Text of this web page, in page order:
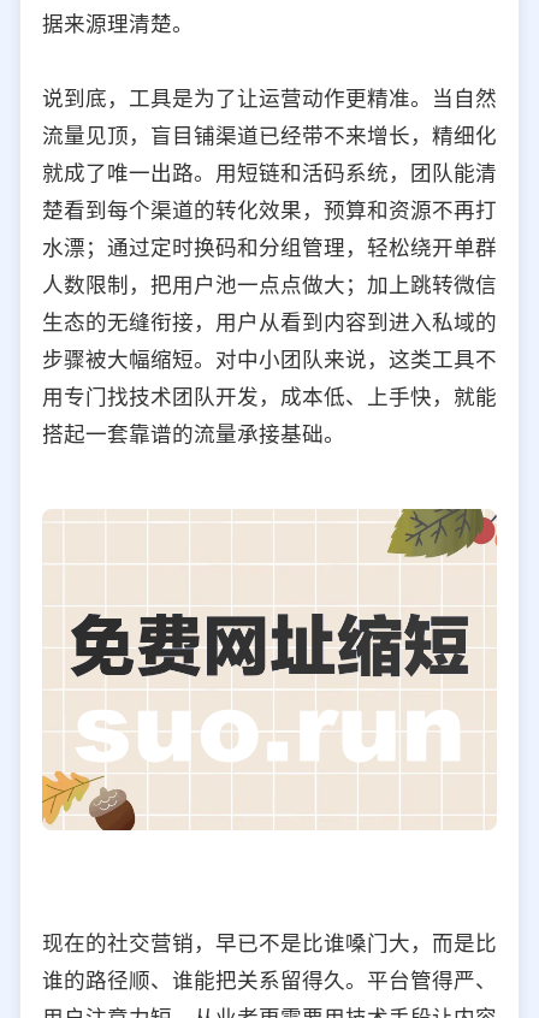
据来源理清楚。
说到底，工具是为了让运营动作更精准。当自然
流量见顶，盲目铺渠道已经带不来增长，精细化
就成了唯一出路。用短链和活码系统，团队能清
楚看到每个渠道的转化效果，预算和资源不再打
水漂；通过定时换码和分组管理，轻松绕开单群
人数限制，把用户池一点点做大；加上跳转微信
生态的无缝衔接，用户从看到内容到进入私域的
步骤被大幅缩短。对中小团队来说，这类工具不
用专门找技术团队开发，成本低、上手快，就能
搭起一套靠谱的流量承接基础。
现在的社交营销，早已不是比谁嗓门大，而是比
谁的路径顺、谁能把关系留得久。平台管得严、